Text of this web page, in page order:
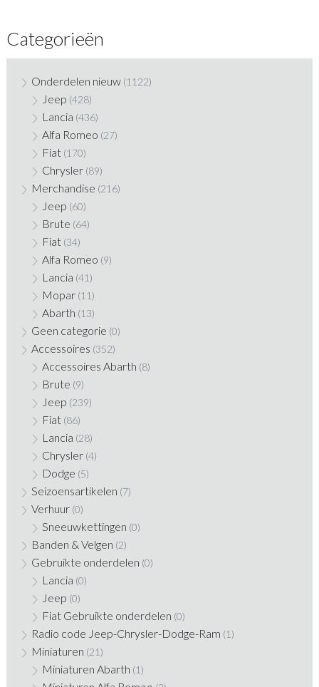
Categorieën
Onderdelen nieuw (1122)
Jeep (428)
Lancia (436)
Alfa Romeo (27)
Fiat (170)
Chrysler (89)
Merchandise (216)
Jeep (60)
Brute (64)
Fiat (34)
Alfa Romeo (9)
Lancia (41)
Mopar (11)
Abarth (13)
Geen categorie (0)
Accessoires (352)
Accessoires Abarth (8)
Brute (9)
Jeep (239)
Fiat (86)
Lancia (28)
Chrysler (4)
Dodge (5)
Seizoensartikelen (7)
Verhuur (0)
Sneeuwkettingen (0)
Banden & Velgen (2)
Gebruikte onderdelen (0)
Lancia (0)
Jeep (0)
Fiat Gebruikte onderdelen (0)
Radio code Jeep-Chrysler-Dodge-Ram (1)
Miniaturen (21)
Miniaturen Abarth (1)